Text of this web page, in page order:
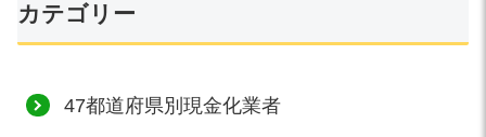
カテゴリー
47都道府県別現金化業者